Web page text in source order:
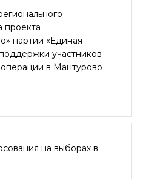
проекта
партии «Единая
участников
в Мантурово
на выборах в